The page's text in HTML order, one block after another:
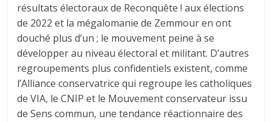
résultats électoraux de Reconquête ! aux élections
de 2022 et la mégalomanie de Zemmour en ont
douché plus d’un ; le mouvement peine à se
développer au niveau électoral et militant. D’autres
regroupements plus confidentiels existent, comme
l’Alliance conservatrice qui regroupe les catholiques
de VIA, le CNIP et le Mouvement conservateur issu
de Sens commun, une tendance réactionnaire des